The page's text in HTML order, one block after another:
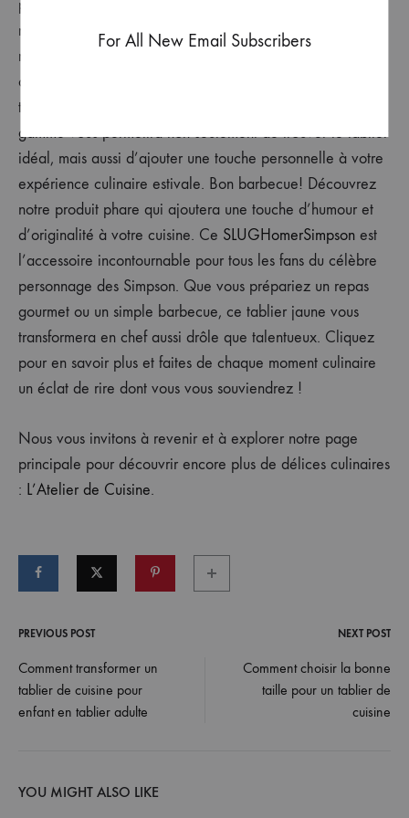
personnalisé et fonctionnel prêt à l’emploi, vous êtes
maintenant équipé pour maîtriser l’art du barbecue tout en
restant chic et protégé. N’oubliez pas de consulter notre
collection actuelle pour découvrir d’autres idées de
tabliers qui allient fonctionnalité et style.Explorer notre
gamme vous permettra non seulement de trouver le tablier
idéal, mais aussi d’ajouter une touche personnelle à votre
expérience culinaire estivale. Bon barbecue! Découvrez
notre produit phare qui ajoutera une touche d’humour et
d’originalité à votre cuisine. Ce SLUGHomerSimpson est
l’accessoire incontournable pour tous les fans du célèbre
personnage des Simpson. Que vous prépariez un repas
gourmet ou un simple barbecue, ce tablier jaune vous
transformera en chef aussi drôle que talentueux. Cliquez
pour en savoir plus et faites de chaque moment culinaire
un éclat de rire dont vous vous souviendrez !
Nous vous invitons à revenir et à explorer notre page
principale pour découvrir encore plus de délices culinaires
: L’Atelier de Cuisine.
Post
navigation
PREVIOUS POST NEXT POST
Comment transformer un
tablier de cuisine pour
enfant en tablier adulte
Comment choisir la bonne
taille pour un tablier de
cuisine
YOU MIGHT ALSO LIKE
For All New Email Subscribers